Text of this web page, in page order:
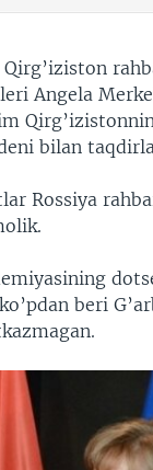
Angela
bilan
Rossiya
beri